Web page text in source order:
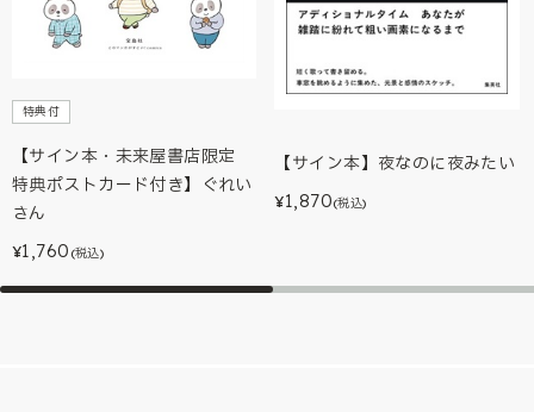
特典付
【サイン本・未来屋書店限定
特典ポストカード付き】ぐれい
さん
¥1,760 (税込)
【サイン本】夜なのに夜みたい
¥1,870(税込)